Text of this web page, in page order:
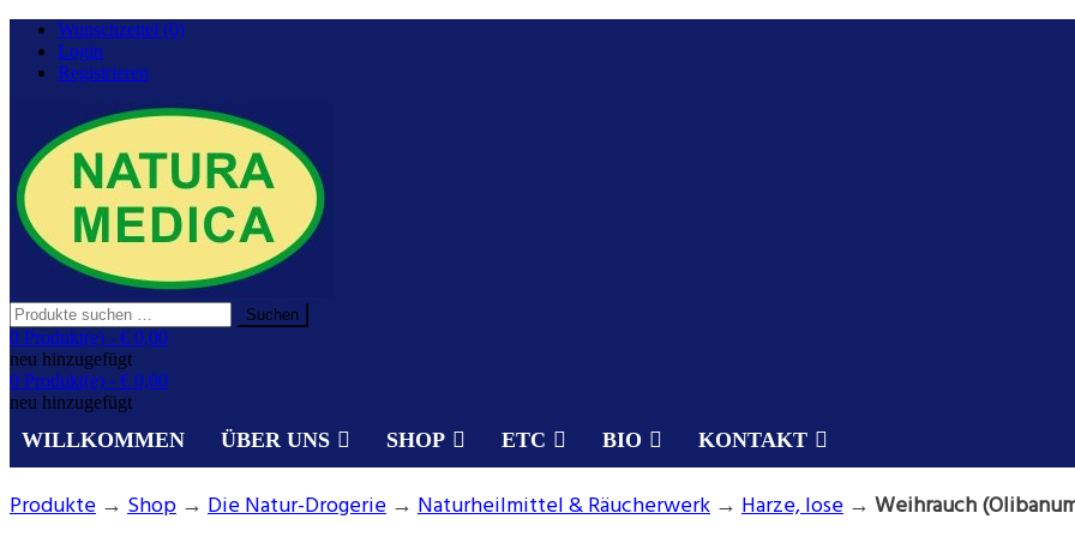
Zurück
zum
Inhalt
Wunschzettel (0)
Login
Registrieren
NATURA MEDICA
Gesundheit aus der Natur.
Suchen
nach:
Suchen
0 Produkt(e) - € 0,00
neu hinzugefügt
0 Produkt(e) - € 0,00
neu hinzugefügt
WILLKOMMEN ÜBER UNS SHOP ETC BIO KONTAKT
Produkte → Shop → Die Natur-Drogerie → Naturheilmittel & Räucherwerk → Harze, lose → Weihrauch